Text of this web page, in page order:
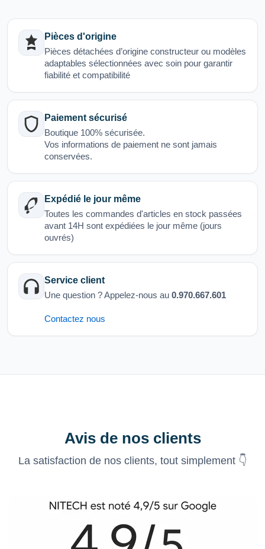
Pièces d'origine
Pièces détachées d’origine constructeur ou modèles
adaptables sélectionnées avec soin pour garantir
fiabilité et compatibilité
Paiement sécurisé
Boutique 100% sécurisée.
Vos informations de paiement ne sont jamais
conservées.
Expédié le jour même
Toutes les commandes d'articles en stock passées
avant 14H sont expédiées le jour même (jours
ouvrés)
Service client
Une question ? Appelez-nous au 0.970.667.601
Contactez nous
Avis de nos clients
La satisfaction de nos clients, tout simplement 👇